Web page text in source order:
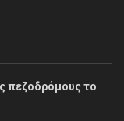
πεζοδρόμους το